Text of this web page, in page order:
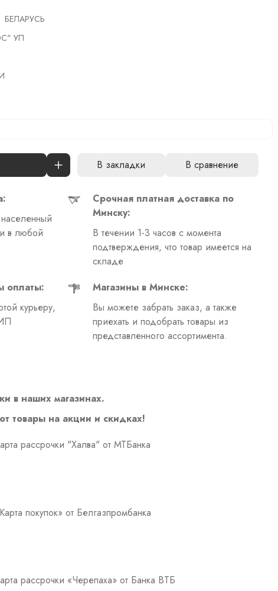
БЕЛАРУСЬ
УП
В закладки В сравнение
в любой
Срочная платная доставка по
Минску:
В течении 1-3 часов с момента
подтверждения, что товар имеется на
складе
оплаты:
курьеру,
Магазины в Минске:
Вы можете забрать заказ, а также
приехать и подобрать товары из
представленного ассортимента.
в наших магазинах.
товары на акции и скидках!
рассрочки "Халва" от МТБанка
покупок» от Белгазпромбанка
рассрочки «Черепаха» от Банка ВТБ